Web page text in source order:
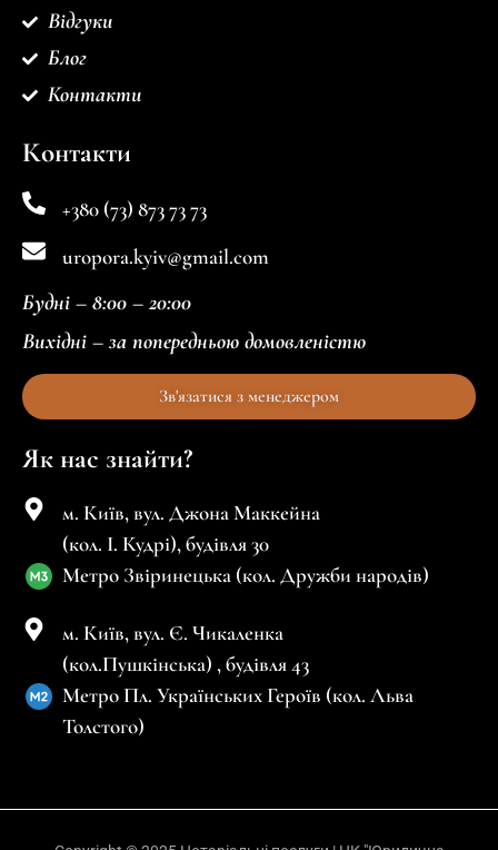
Відгуки
Блог
Контакти
Контакти
+380 (73) 873 73 73
uropora.kyiv@gmail.com
Будні – 8:00 – 20:00
Вихідні – за попередньою домовленістю
Зв'язатися з менеджером
Як нас знайти?
м. Київ, вул. Джона Маккейна
(кол. І. Кудрі), будівля 30
Метро Звіринецька (кол. Дружби народів)
м. Київ, вул. Є. Чикаленка
(кол.Пушкінська) , будівля 43
Метро Пл. Українських Героїв (кол. Льва
Толстого)